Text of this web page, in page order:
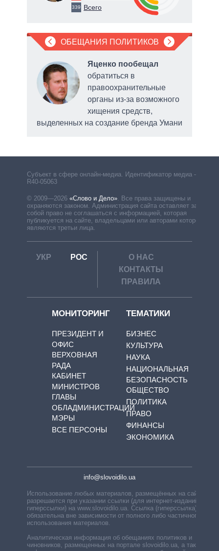
339 Всего
ОБЕЩАНИЯ ПОЛИТИКОВ
Яценко пообещал
обратиться в
правоохранительные
органы из-за возможного
хищения средств,
выделенных на создание бренда Умани
Субъект в сфере онлайн-медиа. Идентификатор медиа –
R40-05063
© 2009—2026 «Слово и Дело». Все права защищены и
охраняются законом. Администрация сайта оставляет за
собой право не соглашаться с информацией, которая
публикуется на сайте, владельцами или авторами которой
являются третьи лица.
УКР РОС
О НАС
КОНТАКТЫ
ПРАВИЛА
МОНИТОРИНГ
ПРЕЗИДЕНТ И
ОФИС
ВЕРХОВНАЯ
РАДА
КАБИНЕТ
МИНИСТРОВ
ГЛАВЫ
ОБЛАДМИНИСТРАЦИЙ
МЭРЫ
ВСЕ ПЕРСОНЫ
ТЕМАТИКИ
БИЗНЕС
КУЛЬТУРА
НАУКА
НАЦИОНАЛЬНАЯ
БЕЗОПАСНОСТЬ
ОБЩЕСТВО
ПОЛИТИКА
ПРАВО
ФИНАНСЫ
ЭКОНОМИКА
info@slovoidilo.ua
Использование любых материалов, размещённых на сайте,
разрешается при указании ссылки (для интернет-изданий —
гиперссылки) на www.slovoidilo.ua. Ссылка (гиперссылка)
обязательна вне зависимости от полного либо частичного
использования материалов.
Аналитическая информация об обещаниях политиков и
чиновников, размещенных на портале slovoidilo.ua, а также